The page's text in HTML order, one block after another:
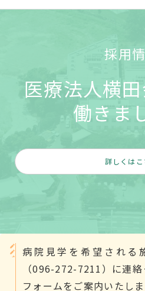
採用
医療法人横
働きま
詳しくはこ
病院見学を希望される
（096-272-7211）に連
フォームをご案内いたし